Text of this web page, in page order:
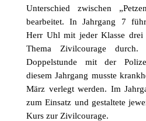
Unterschied zwischen
bearbeitet. In Jahrgang 7
Herr Uhl mit jeder Klasse drei
Thema Zivilcourage
Doppelstunde mit der
diesem Jahrgang musste
März verlegt werden. Im
zum Einsatz und gestaltete
Kurs zur Zivilcourage.